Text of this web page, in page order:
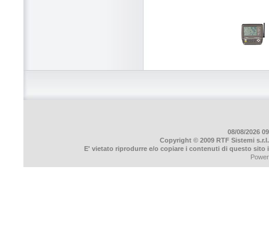
08/08/2026
Copyright © 2009 RTF Sistemi
E' vietato riprodurre e/o copiare i contenuti di questo